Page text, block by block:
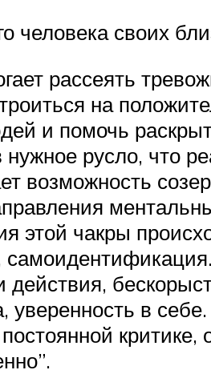
своих
рассеять
на
и помочь
нужное русло, что
возможность
этой чакры
действия,
в
постоянной